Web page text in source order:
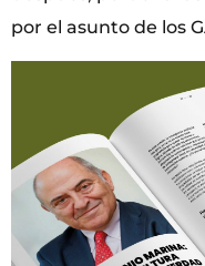
por el asunto de los